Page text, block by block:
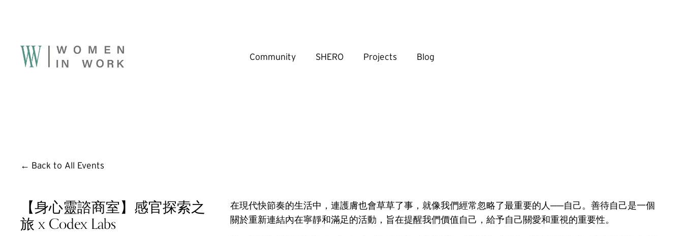
Community SHERO Projects Blog
Back to All Events
【身心靈諮商室】感官探索之
旅 x Codex Labs
在現代快節奏的生活中，連護膚也會草草了事，就像我們經常忽略了最重要的人──自己。善待自己是一個
關於重新連結內在寧靜和滿足的活動，旨在提醒我們價值自己，給予自己關愛和重視的重要性。